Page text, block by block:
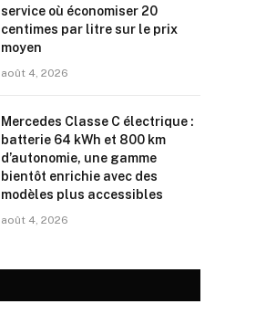
service où économiser 20
centimes par litre sur le prix
moyen
août 4, 2026
Mercedes Classe C électrique :
batterie 64 kWh et 800 km
d’autonomie, une gamme
bientôt enrichie avec des
modèles plus accessibles
août 4, 2026